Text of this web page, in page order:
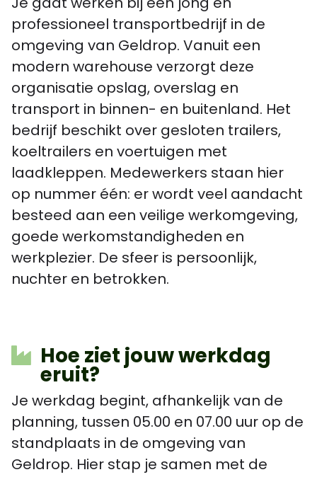
professioneel transportbedrijf in de
omgeving van Geldrop. Vanuit een
modern warehouse verzorgt deze
organisatie opslag, overslag en
transport in binnen- en buitenland. Het
bedrijf beschikt over gesloten trailers,
koeltrailers en voertuigen met
laadkleppen. Medewerkers staan hier
op nummer één: er wordt veel aandacht
besteed aan een veilige werkomgeving,
goede werkomstandigheden en
werkplezier. De sfeer is persoonlijk,
nuchter en betrokken.
Hoe ziet jouw werkdag
eruit?
Je werkdag begint, afhankelijk van de
planning, tussen 05.00 en 07.00 uur op de
standplaats in de omgeving van
Geldrop. Hier stap je samen met de